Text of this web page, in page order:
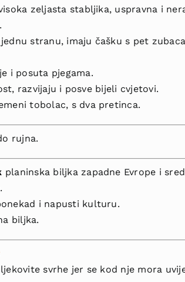
zeljasta stabljika, uspravna i
stranu, imaju čašku s pet
i posuta pjegama.
razvijaju i posve bijeli cvjetovi.
tobolac, s dva pretinca.
rujna.
planinska biljka zapadne Evrope i
i napusti kulturu.
biljka.
svrhe jer se kod nje mora